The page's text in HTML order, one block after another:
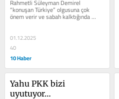
Rahmetli Süleyman Demirel
“konuşan Türkiye” olgusuna çok
önem verir ve sabah kalktığında
kendisi hakkında gazetelerde
01.12.2025
40
10 Haber
Yahu PKK bizi
uyutuyor…